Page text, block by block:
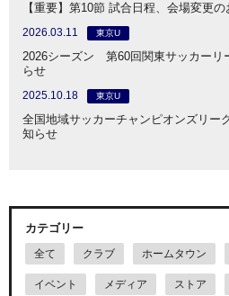
【重要】第10節 試合日程、会場変更
2026.03.11 東京U
2026シーズン 第60回関東サッカーリ
らせ
2025.10.18 東京U
全国地域サッカーチャンピオンズリ
知らせ
カテゴリー
全て クラブ ホームタウン
イベント メディア ストア